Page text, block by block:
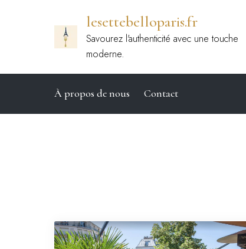
lesettebelloparis.fr
Savourez l'authenticité avec une touche
moderne.
À propos de nous Contact